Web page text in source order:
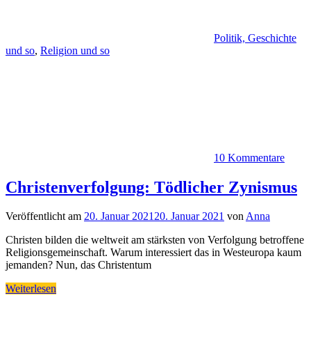
Politik, Geschichte
und so, Religion und so
10 Kommentare
Christenverfolgung: Tödlicher Zynismus
Veröffentlicht am 20. Januar 202120. Januar 2021 vonAnna
Christen bilden die weltweit am stärksten von Verfolgung betroffene
Religionsgemeinschaft. Warum interessiert das in Westeuropa kaum
jemanden? Nun, das Christentum
Weiterlesen